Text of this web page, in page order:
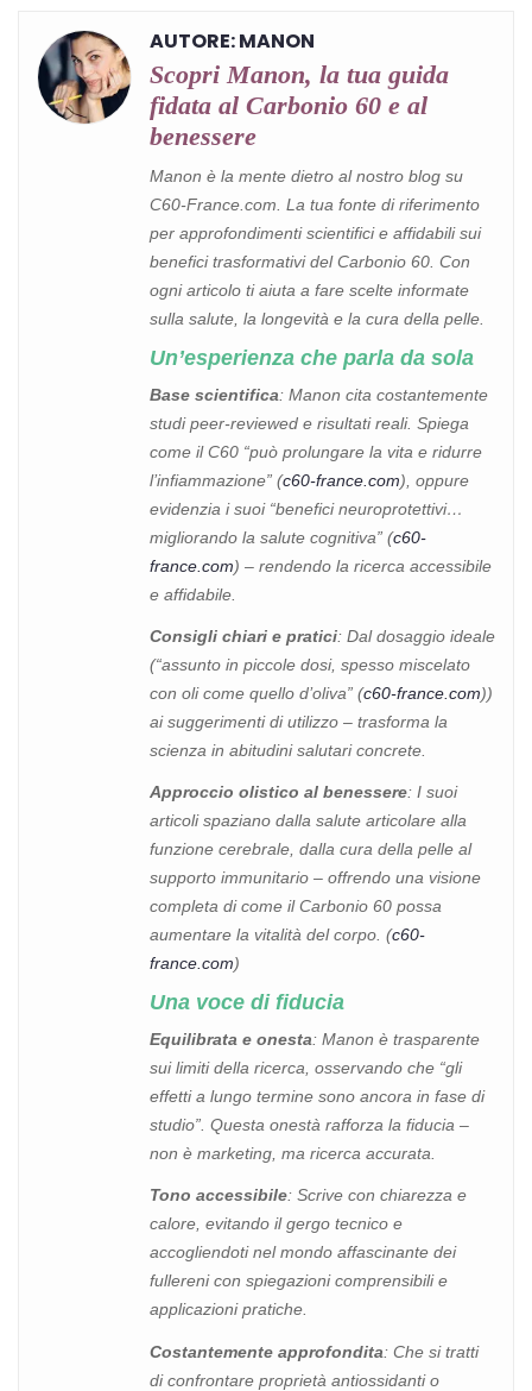
AUTORE: MANON
Scopri Manon, la tua guida
fidata al Carbonio 60 e al
benessere
Manon è la mente dietro al nostro blog su
C60-France.com. La tua fonte di riferimento
per approfondimenti scientifici e affidabili sui
benefici trasformativi del Carbonio 60. Con
ogni articolo ti aiuta a fare scelte informate
sulla salute, la longevità e la cura della pelle.
Un’esperienza che parla da sola
Base scientifica: Manon cita costantemente
studi peer-reviewed e risultati reali. Spiega
come il C60 “può prolungare la vita e ridurre
l’infiammazione” (c60-france.com), oppure
evidenzia i suoi “benefici neuroprotettivi…
migliorando la salute cognitiva” (c60-
france.com) – rendendo la ricerca accessibile
e affidabile.
Consigli chiari e pratici: Dal dosaggio ideale
(“assunto in piccole dosi, spesso miscelato
con oli come quello d’oliva” (c60-france.com))
ai suggerimenti di utilizzo – trasforma la
scienza in abitudini salutari concrete.
Approccio olistico al benessere: I suoi
articoli spaziano dalla salute articolare alla
funzione cerebrale, dalla cura della pelle al
supporto immunitario – offrendo una visione
completa di come il Carbonio 60 possa
aumentare la vitalità del corpo. (c60-
france.com)
Una voce di fiducia
Equilibrata e onesta: Manon è trasparente
sui limiti della ricerca, osservando che “gli
effetti a lungo termine sono ancora in fase di
studio”. Questa onestà rafforza la fiducia –
non è marketing, ma ricerca accurata.
Tono accessibile: Scrive con chiarezza e
calore, evitando il gergo tecnico e
accogliendoti nel mondo affascinante dei
fullereni con spiegazioni comprensibili e
applicazioni pratiche.
Costantemente approfondita: Che si tratti
di confrontare proprietà antiossidanti o